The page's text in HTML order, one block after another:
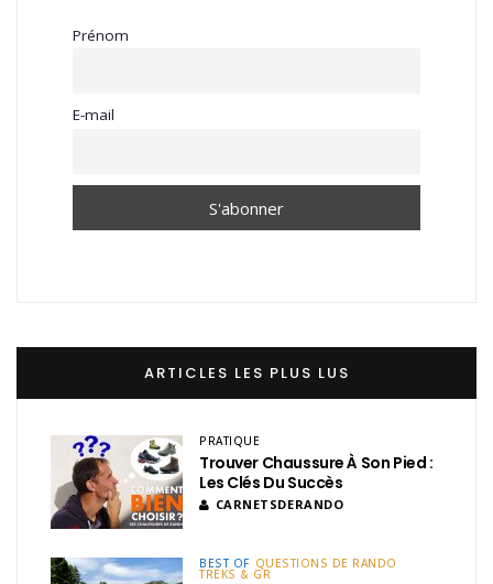
Prénom
E-mail
ARTICLES LES PLUS LUS
PRATIQUE
Trouver Chaussure À Son Pied :
Les Clés Du Succès
CARNETSDERANDO
BEST OF QUESTIONS DE RANDO
TREKS & GR